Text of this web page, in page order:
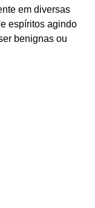
em diversas
espíritos agindo
benignas ou